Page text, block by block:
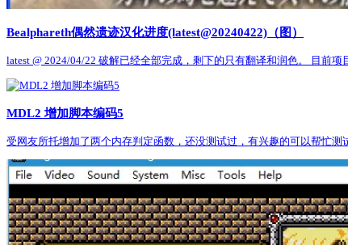
Bealphareth偶然遗迹汉化进度(latest@20240422)（图）
latest @ 2024/04/22 破解已经全部完成，剩下的只有翻译和润色。 目前
MDL2 增加脚本编码5
受网友所托增加了两个内存判定函数，还没测试过，有兴趣的可以帮忙